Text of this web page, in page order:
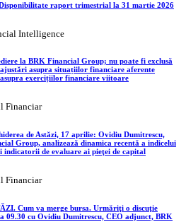
raport trimestrial la 31 martie 2026
Intelligence
la BRK Financial Group; nu poate fi exclusă
asupra situațiilor financiare aferente
exercițiilor financiare viitoare
Financiar
de Astăzi, 17 aprilie: Ovidiu Dumitrescu,
Group, analizează dinamica recentă a indicelui
indicatorii de evaluare ai pieţei de capital
Financiar
Cum va merge bursa. Urmăriţi o discuţie
09.30 cu Ovidiu Dumitrescu, CEO adjunct, BRK